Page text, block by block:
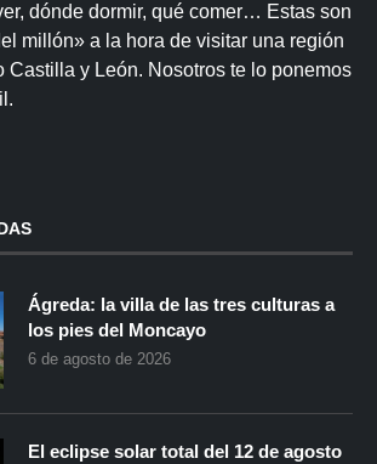
dónde dormir, qué comer… Estas son
millón» a la hora de visitar una región
Castilla y León. Nosotros te lo ponemos
Ágreda: la villa de las tres culturas a
los pies del Moncayo
6 de agosto de 2026
El eclipse solar total del 12 de agosto